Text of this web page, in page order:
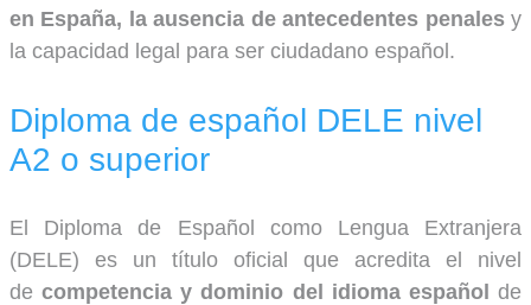
en España, la ausencia de antecedentes penales y
la capacidad legal para ser ciudadano español.
Diploma de español DELE nivel
A2 o superior
El Diploma de Español como Lengua Extranjera
(DELE) es un título oficial que acredita el nivel
decompetencia y dominio del idioma español de